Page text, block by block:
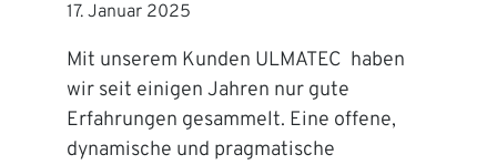
17. Januar 2025
Mit unserem Kunden ULMATEC haben
wir seit einigen Jahren nur gute
Erfahrungen gesammelt. Eine offene,
dynamische und pragmatische